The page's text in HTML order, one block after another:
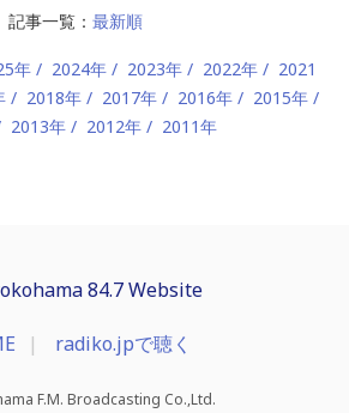
記事一覧： 最新順
年 2024年 2023年 2022年
2021
2018年 2017年 2016年
2015年
2013年 2012年 2011年
84.7 Website
radiko.jpで聴く
F.M. Broadcasting Co.,Ltd.